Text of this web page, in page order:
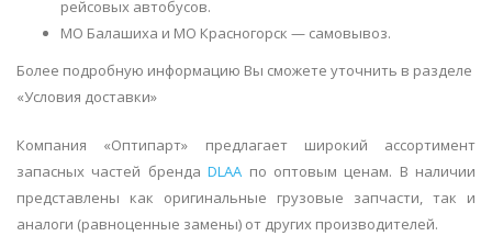
рейсовых автобусов.
МО Балашиха и МО Красногорск — самовывоз.
Более подробную информацию Вы сможете уточнить в разделе
«Условия доставки»
Компания «Оптипарт» предлагает широкий ассортимент
запасных частей брендаDLAA по оптовым ценам. В наличии
представлены как оригинальные грузовые запчасти, так и
аналоги (равноценные замены) от других производителей.